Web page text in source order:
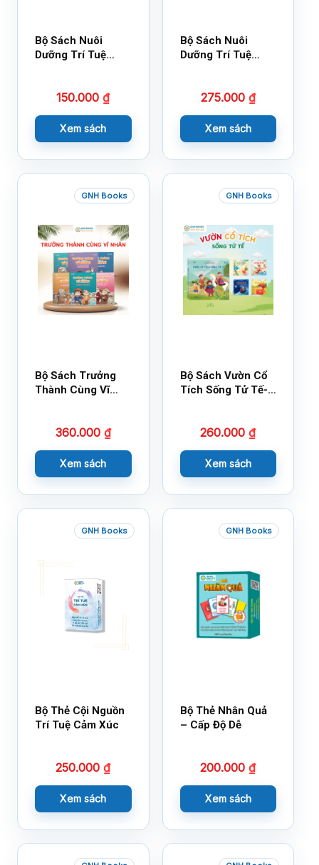
Bộ Sách Nuôi
Dưỡng Trí Tuệ
150.000₫
Xem sách
Bộ Sách Nuôi
Dưỡng Trí Tuệ
275.000 ₫
Xem sách
GNH Books
Bộ Sách Trưởng
Thành Cùng Vĩ
360.000 ₫
Xem sách
GNH Books
Bộ Sách Vườn Cổ
Tích Sống Tử Tế-
260.000₫
Xem sách
GNH Books
Bộ Thẻ Cội Nguồn
Trí Tuệ Cảm Xúc
250.000₫
Xem sách
GNH Books
Bộ Thẻ Nhân Quả
– Cấp Độ Dễ
200.000₫
Xem sách